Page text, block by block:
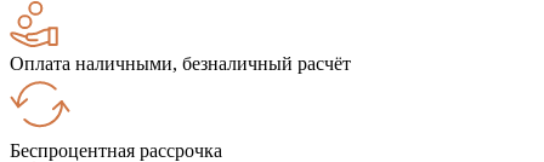
Оплата наличными, безналичный расчёт
Беспроцентная рассрочка